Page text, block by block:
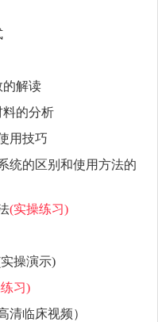
的解读
料的分析
用技巧
统的区别和使用方法的
(实操练习)
操演示)
习)
清临床视频）